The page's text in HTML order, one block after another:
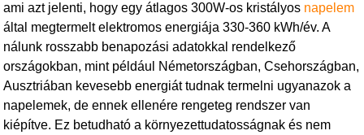
ami azt jelenti, hogy egy átlagos 300W-os kristályos napelem
által megtermelt elektromos energiája 330-360 kWh/év. A
nálunk rosszabb benapozási adatokkal rendelkező
országokban, mint például Németországban, Csehországban,
Ausztriában kevesebb energiát tudnak termelni ugyanazok a
napelemek, de ennek ellenére rengeteg rendszer van
kiépítve. Ez betudható a környezettudatosságnak és nem